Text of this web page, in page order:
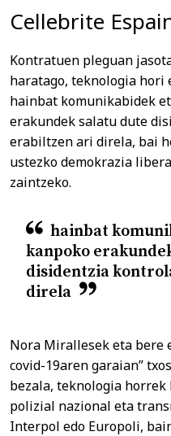
Cellebrite
Kontratuen pleguan
haratago, teknologia hori
hainbat komunikabidek
erakundek salatu dute
erabiltzen ari direla, bai
ustezko demokrazia
zaintzeko.
hainbat
kanpoko
disidentzia
direla
Nora Mirallesek eta bere
covid-19aren garaian”
bezala, teknologia
polizial nazional eta
Interpol edo Europoli,